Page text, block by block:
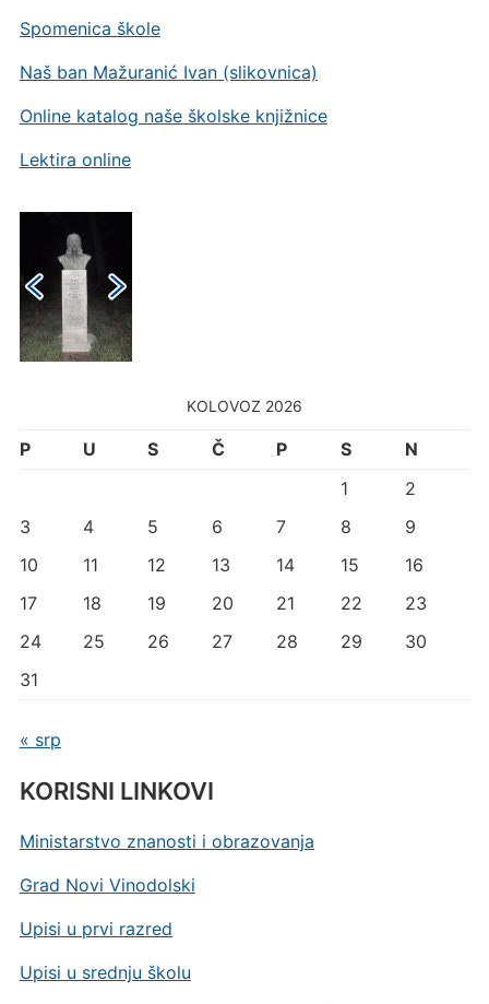
Spomenica škole
Naš ban Mažuranić Ivan (slikovnica)
Online katalog naše školske knjižnice
Lektira online
KOLOVOZ 2026
P U S Č P S
N
1
2
3
4 5 6 7 8
9
10
11 12 13 14 15
16
17
18 19 20 21 22
23
24
25 26 27 28 29
30
31
« srp
KORISNI LINKOVI
Ministarstvo znanosti i obrazovanja
Grad Novi Vinodolski
Upisi u prvi razred
Upisi u srednju školu